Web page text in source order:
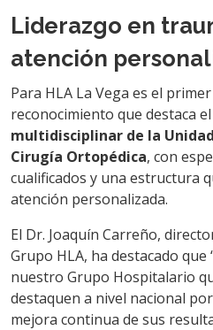
Liderazgo en
atención
Para HLA La Vega es el
reconocimiento que destaca el
multidisciplinar de la
Cirugía Ortopédica, con
cualificados y una estructura
atención personalizada.
El Dr. Joaquín Carreño,
Grupo HLA, ha destacado
nuestro Grupo Hospitalario
destaquen a nivel nacional
mejora continua de sus